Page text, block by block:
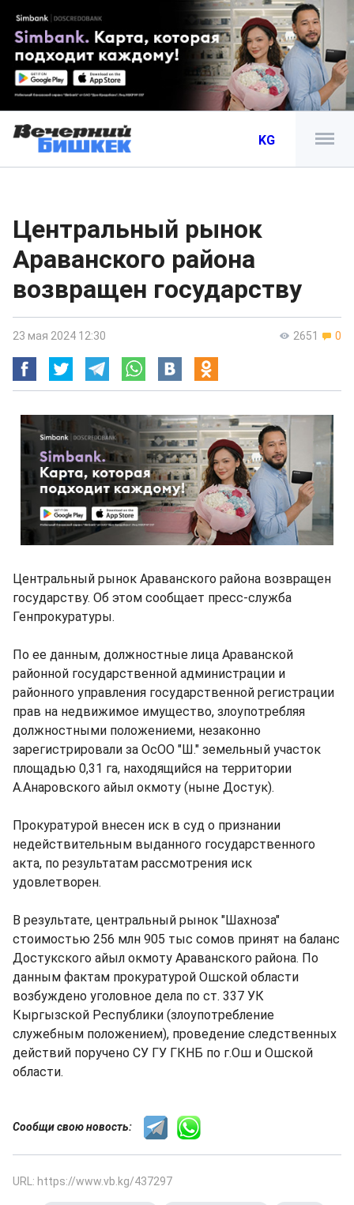
KG
Центральный рынок
Араванского района
возвращен государству
2651 0
23 мая 2024 12:30
Центральный рынок Араванского района возвращен
государству. Об этом сообщает пресс-служба
Генпрокуратуры.
По ее данным, должностные лица Араванской
районной государственной администрации и
районного управления государственной регистрации
прав на недвижимое имущество, злоупотребляя
должностными положениеми, незаконно
зарегистрировали за ОсОО "Ш." земельный участок
площадью 0,31 га, находящийся на территории
А.Анаровского айыл окмоту (ныне Достук).
Прокуратурой внесен иск в суд о признании
недействительным выданного государственного
акта, по результатам рассмотрения иск
удовлетворен.
В результате, центральный рынок "Шахноза"
стоимостью 256 млн 905 тыс сомов принят на баланс
Достукского айыл окмоту Араванского района. По
данным фактам прокуратурой Ошской области
возбуждено уголовное дела по ст. 337 УК
Кыргызской Республики (злоупотребление
служебным положением), проведение следственных
действий поручено СУ ГУ ГКНБ по г.Ош и Ошской
области.
Сообщи свою новость:
URL: https://www.vb.kg/437297